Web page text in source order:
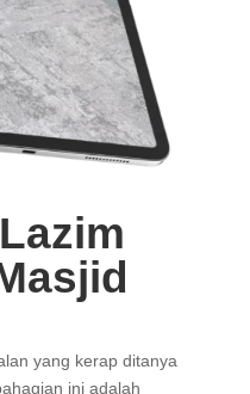
yang kerap ditanya
ini adalah